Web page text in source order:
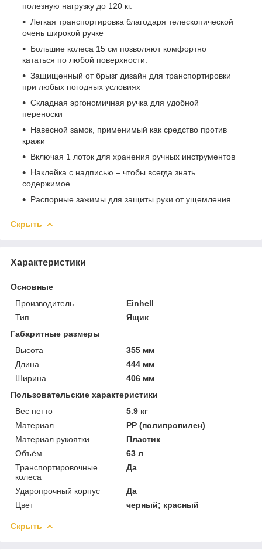
полезную нагрузку до 120 кг.
Легкая транспортировка благодаря телескопической
очень широкой ручке
Большие колеса 15 см позволяют комфортно
кататься по любой поверхности.
Защищенный от брызг дизайн для транспортировки
при любых погодных условиях
Складная эргономичная ручка для удобной
переноски
Навесной замок, применимый как средство против
кражи
Включая 1 лоток для хранения ручных инструментов
Наклейка с надписью – чтобы всегда знать
содержимое
Распорные зажимы для защиты руки от ущемления
Скрыть
Характеристики
Основные
Производитель
Einhell
Тип
Ящик
Габаритные размеры
Высота
355 мм
Длина
444 мм
Ширина
406 мм
Пользовательские характеристики
Вес нетто
5.9 кг
Материал
PP (полипропилен)
Материал рукоятки
Пластик
Объём
63 л
Транспортировочные
колеса
Да
Ударопрочный корпус
Да
Цвет
черный; красный
Скрыть